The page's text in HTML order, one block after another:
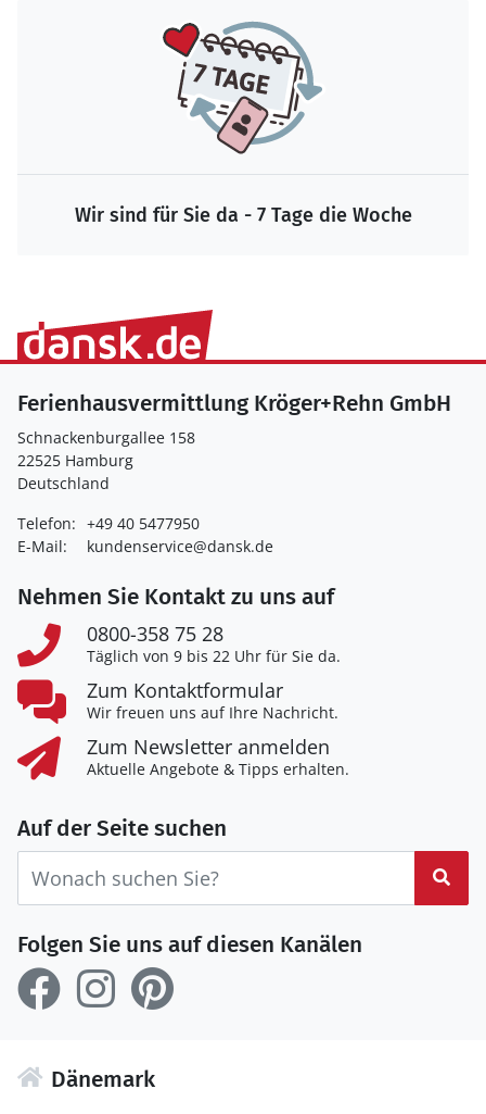
Wir sind für Sie da - 7 Tage die Woche
Ferienhausvermittlung Kröger+Rehn GmbH
Schnackenburgallee 158
22525 Hamburg
Deutschland
Telefon: +49 40 5477950
E-Mail:
kundenservice@dansk.de
Nehmen Sie Kontakt zu uns auf
0800-358 75 28
Täglich von 9 bis 22 Uhr für Sie da.
Zum Kontaktformular
Wir freuen uns auf Ihre Nachricht.
Zum Newsletter anmelden
Aktuelle Angebote & Tipps erhalten.
Auf der Seite suchen
Folgen Sie uns auf diesen Kanälen
Dänemark